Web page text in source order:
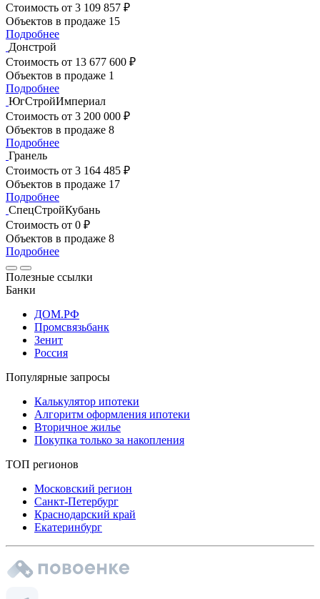
Стоимость от 3 109 857 ₽
Объектов в продаже 15
Подробнее
Донстрой
Стоимость от 13 677 600 ₽
Объектов в продаже 1
Подробнее
ЮгСтройИмпериал
Стоимость от 3 200 000 ₽
Объектов в продаже 8
Подробнее
Гранель
Стоимость от 3 164 485 ₽
Объектов в продаже 17
Подробнее
СпецСтройКубань
Стоимость от 0 ₽
Объектов в продаже 8
Подробнее
Полезные ссылки
Банки
ДОМ.РФ
Промсвязьбанк
Зенит
Россия
Популярные запросы
Калькулятор ипотеки
Алгоритм оформления ипотеки
Вторичное жилье
Покупка только за накопления
ТОП регионов
Московский регион
Санкт-Петербург
Краснодарский край
Екатеринбург